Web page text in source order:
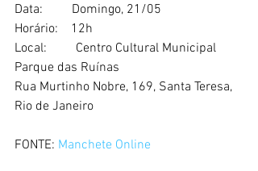
Data:         Domingo, 21/05
Horário:    12h
Local:         Centro Cultural Municipal
Parque das Ruínas
Rua Murtinho Nobre, 169, Santa Teresa,
Rio de Janeiro
FONTE: Manchete Online